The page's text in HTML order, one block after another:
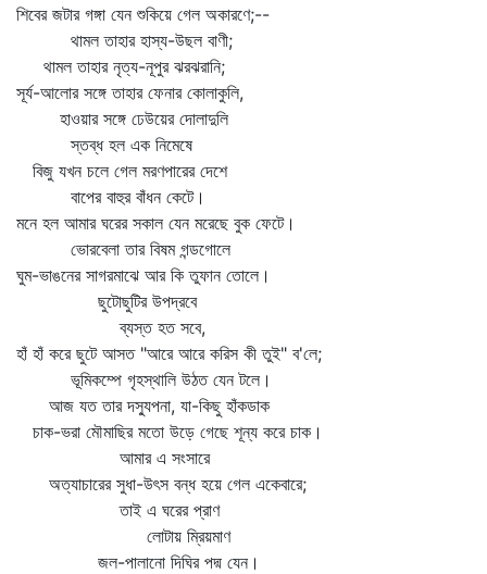
শিবের জটার গঙ্গা যেন শুকিয়ে গেল অকারণে;--
থামল তাহার হাস্য-উছল বাণী;
থামল তাহার নৃত্য-নূপুর ঝরঝরানি;
সূর্য-আলোর সঙ্গে তাহার ফেনার কোলাকুলি,
হাওয়ার সঙ্গে ঢেউয়ের দোলাদুলি
স্তব্ধ হল এক নিমেষে
বিজু যখন চলে গেল মরণপারের দেশে
বাপের বাহুর বাঁধন কেটে।
মনে হল আমার ঘরের সকাল যেন মরেছে বুক ফেটে।
ভোরবেলা তার বিষম গন্ডগোলে
ঘুম-ভাঙনের সাগরমাঝে আর কি তুফান তোলে।
ছুটোছুটির উপদ্রবে
ব্যস্ত হত সবে,
হাঁ হাঁ করে ছুটে আসত "আরে আরে করিস কী তুই" ব'লে;
ভূমিকম্পে গৃহস্থালি উঠত যেন টলে।
আজ যত তার দস্যুপনা, যা-কিছু হাঁকডাক
চাক-ভরা মৌমাছির মতো উড়ে গেছে শূন্য করে চাক।
আমার এ সংসারে
অত্যাচারের সুধা-উৎস বন্ধ হয়ে গেল একেবারে;
তাই এ ঘরের প্রাণ
লোটায় ম্রিয়মাণ
জল-পালানো দিঘির পদ্ম যেন।